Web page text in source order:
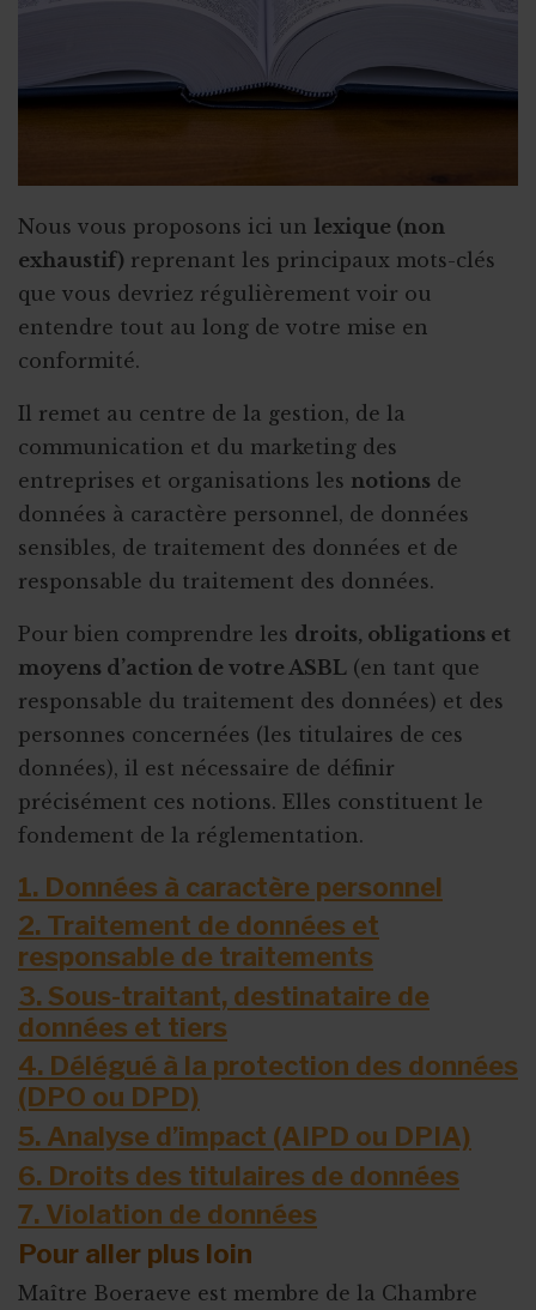
Nous vous proposons ici un lexique (non
exhaustif) reprenant les principaux mots-clés
que vous devriez régulièrement voir ou
entendre tout au long de votre mise en
conformité.
Il remet au centre de la gestion, de la
communication et du marketing des
entreprises et organisations les notions de
données à caractère personnel, de données
sensibles, de traitement des données et de
responsable du traitement des données.
Pour bien comprendre les droits, obligations et
moyens d’action de votre ASBL (en tant que
responsable du traitement des données) et des
personnes concernées (les titulaires de ces
données), il est nécessaire de définir
précisément ces notions. Elles constituent le
fondement de la réglementation.
1. Données à caractère personnel
2. Traitement de données et
responsable de traitements
3. Sous-traitant, destinataire de
données et tiers
4. Délégué à la protection des données
(DPO ou DPD)
5. Analyse d’impact (AIPD ou DPIA)
6. Droits des titulaires de données
7. Violation de données
Pour aller plus loin
Maître Boeraeve est membre de la Chambre